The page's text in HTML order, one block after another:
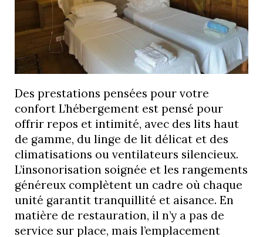
Des prestations pensées pour votre
confort L’hébergement est pensé pour
offrir repos et intimité, avec des lits haut
de gamme, du linge de lit délicat et des
climatisations ou ventilateurs silencieux.
L’insonorisation soignée et les rangements
généreux complètent un cadre où chaque
unité garantit tranquillité et aisance. En
matière de restauration, il n’y a pas de
service sur place, mais l’emplacement